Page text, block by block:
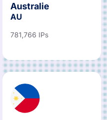
Australie
AU
781,766 IPs